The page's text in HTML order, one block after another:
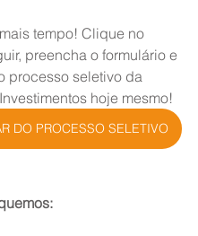
tempo! Clique no
preencha o formulário e
processo seletivo da
hoje mesmo!
DO PROCESSO SELETIVO